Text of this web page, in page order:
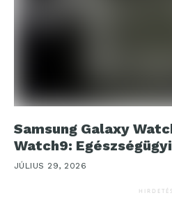
Samsung Galaxy
Watch9:
JÚLIUS 29, 2026
HIRDETÉS